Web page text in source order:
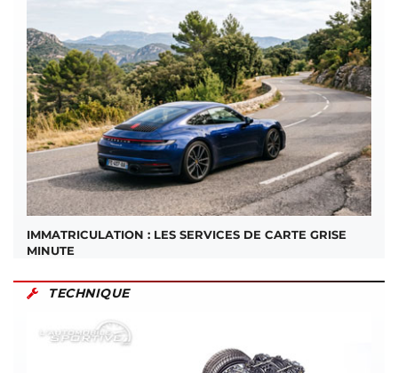
IMMATRICULATION : LES SERVICES DE CARTE GRISE
MINUTE
TECHNIQUE